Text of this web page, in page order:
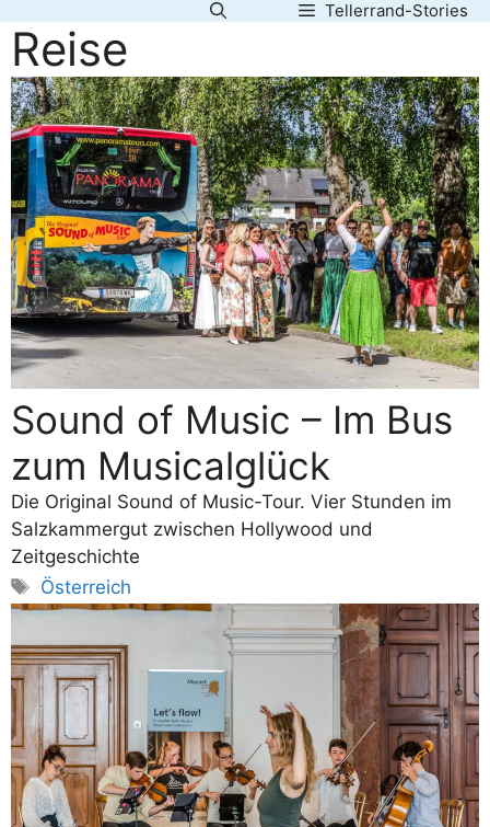
Inhalt
springen
Tellerrand-Stories
Reise
Sound of Music – Im Bus
zum Musicalglück
Die Original Sound of Music-Tour. Vier Stunden im
Salzkammergut zwischen Hollywood und
Zeitgeschichte
Schlagwörter
Österreich